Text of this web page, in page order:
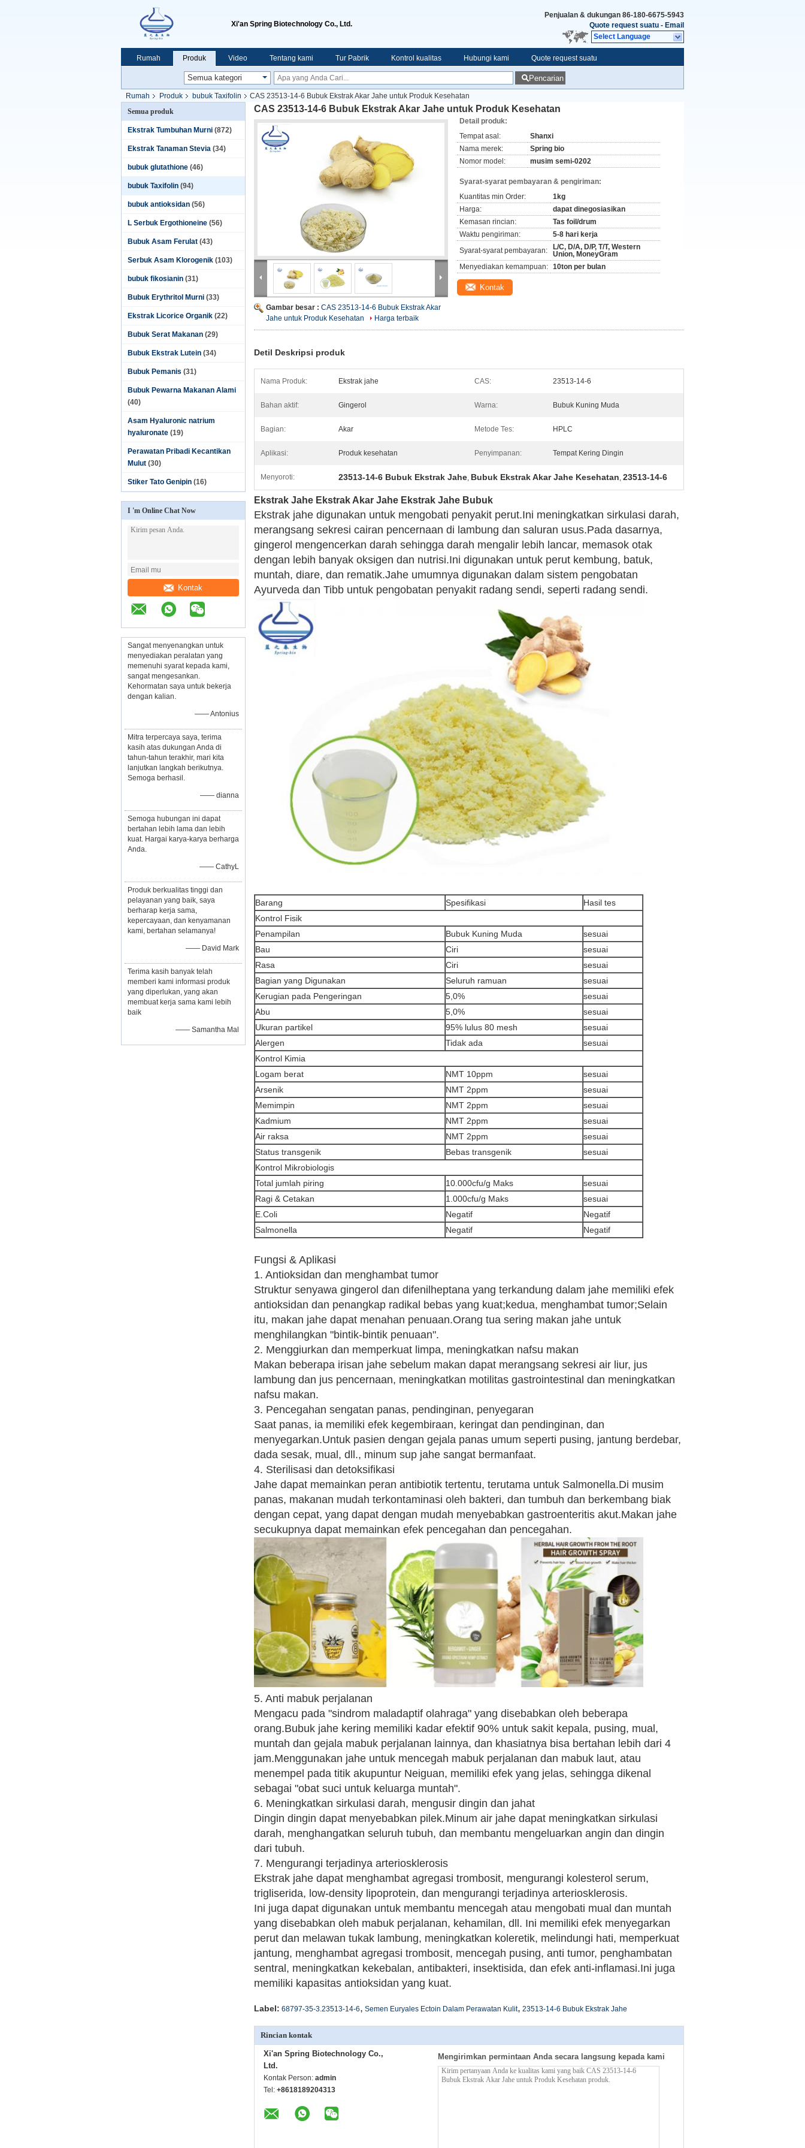
Xi'an Spring Biotechnology Co., Ltd.
Penjualan & dukungan 86-180-6675-5943
Quote request suatu - Email
Select Language
Rumah Produk Video Tentang kami Tur Pabrik Kontrol kualitas Hubungi kami Quote request suatu
Pencarian
Rumah Produk bubuk Taxifolin
CAS 23513-14-6 Bubuk Ekstrak Akar Jahe untuk Produk Kesehatan
Semua produk
Ekstrak Tumbuhan Murni (872)
Ekstrak Tanaman Stevia (34)
bubuk glutathione (46)
bubuk Taxifolin (94)
bubuk antioksidan (56)
L Serbuk Ergothioneine (56)
Bubuk Asam Ferulat (43)
Serbuk Asam Klorogenik (103)
bubuk fikosianin (31)
Bubuk Erythritol Murni (33)
Ekstrak Licorice Organik (22)
Bubuk Serat Makanan (29)
Bubuk Ekstrak Lutein (34)
Bubuk Pemanis (31)
Bubuk Pewarna Makanan Alami
(40)
Asam Hyaluronic natrium
hyaluronate (19)
Perawatan Pribadi Kecantikan
Mulut (30)
Stiker Tato Genipin (16)
I 'm Online Chat Now
Kontak
Sangat menyenangkan untuk
menyediakan peralatan yang
memenuhi syarat kepada kami,
sangat mengesankan.
Kehormatan saya untuk bekerja
dengan kalian.
—— Antonius
Mitra terpercaya saya, terima
kasih atas dukungan Anda di
tahun-tahun terakhir, mari kita
lanjutkan langkah berikutnya.
Semoga berhasil.
—— dianna
Semoga hubungan ini dapat
bertahan lebih lama dan lebih
kuat. Hargai karya-karya berharga
Anda.
—— CathyL
Produk berkualitas tinggi dan
pelayanan yang baik, saya
berharap kerja sama,
kepercayaan, dan kenyamanan
kami, bertahan selamanya!
—— David Mark
Terima kasih banyak telah
memberi kami informasi produk
yang diperlukan, yang akan
membuat kerja sama kami lebih
baik
—— Samantha Mal
CAS 23513-14-6 Bubuk Ekstrak Akar Jahe untuk Produk Kesehatan
Gambar besar : CAS 23513-14-6 Bubuk Ekstrak Akar
Jahe untuk Produk Kesehatan
Harga terbaik
Detail produk:
Tempat asal:
Shanxi
Nama merek:
Spring bio
Nomor model:
musim semi-0202
Syarat-syarat pembayaran & pengiriman:
Kuantitas min Order:
1kg
Harga:
dapat dinegosiasikan
Kemasan rincian:
Tas foil/drum
Waktu pengiriman:
5-8 hari kerja
Syarat-syarat pembayaran:
L/C, D/A, D/P, T/T, Western
Union, MoneyGram
Menyediakan kemampuan: 10ton per bulan
Kontak
Detil Deskripsi produk
Nama Produk: Ekstrak jahe CAS: 23513-14-6
Bahan aktif: Gingerol Warna: Bubuk Kuning Muda
Bagian: Akar Metode Tes: HPLC
Aplikasi: Produk kesehatan Penyimpanan: Tempat Kering Dingin
Menyoroti: 23513-14-6 Bubuk Ekstrak Jahe, Bubuk Ekstrak Akar Jahe Kesehatan, 23513-14-6
Ekstrak Jahe Ekstrak Akar Jahe Ekstrak Jahe Bubuk
Ekstrak jahe digunakan untuk mengobati penyakit perut.Ini meningkatkan sirkulasi darah,
merangsang sekresi cairan pencernaan di lambung dan saluran usus.Pada dasarnya,
gingerol mengencerkan darah sehingga darah mengalir lebih lancar, memasok otak
dengan lebih banyak oksigen dan nutrisi.Ini digunakan untuk perut kembung, batuk,
muntah, diare, dan rematik.Jahe umumnya digunakan dalam sistem pengobatan
Ayurveda dan Tibb untuk pengobatan penyakit radang sendi, seperti radang sendi.
Barang Spesifikasi
Hasil tes
Kontrol Fisik
Penampilan
Bubuk Kuning Muda
sesuai
Bau
Ciri
sesuai
Rasa
Ciri
sesuai
Bagian yang Digunakan
Seluruh ramuan
sesuai
Kerugian pada Pengeringan
5,0%
sesuai
Abu
5,0%
sesuai
Ukuran partikel
95% lulus 80 mesh
sesuai
Alergen
Tidak ada
sesuai
Kontrol Kimia
Logam berat
NMT 10ppm
sesuai
Arsenik
NMT 2ppm
sesuai
Memimpin
NMT 2ppm
sesuai
Kadmium
NMT 2ppm
sesuai
Air raksa
NMT 2ppm
sesuai
Status transgenik
Bebas transgenik
sesuai
Kontrol Mikrobiologis
Total jumlah piring
10.000cfu/g Maks
sesuai
Ragi & Cetakan
1.000cfu/g Maks
sesuai
E.Coli
Negatif
Negatif
Salmonella
Negatif Negatif
Fungsi & Aplikasi
1. Antioksidan dan menghambat tumor
Struktur senyawa gingerol dan difenilheptana yang terkandung dalam jahe memiliki efek
antioksidan dan penangkap radikal bebas yang kuat;kedua, menghambat tumor;Selain
itu, makan jahe dapat menahan penuaan.Orang tua sering makan jahe untuk
menghilangkan "bintik-bintik penuaan".
2. Menggiurkan dan memperkuat limpa, meningkatkan nafsu makan
Makan beberapa irisan jahe sebelum makan dapat merangsang sekresi air liur, jus
lambung dan jus pencernaan, meningkatkan motilitas gastrointestinal dan meningkatkan
nafsu makan.
3. Pencegahan sengatan panas, pendinginan, penyegaran
Saat panas, ia memiliki efek kegembiraan, keringat dan pendinginan, dan
menyegarkan.Untuk pasien dengan gejala panas umum seperti pusing, jantung berdebar,
dada sesak, mual, dll., minum sup jahe sangat bermanfaat.
4. Sterilisasi dan detoksifikasi
Jahe dapat memainkan peran antibiotik tertentu, terutama untuk Salmonella.Di musim
panas, makanan mudah terkontaminasi oleh bakteri, dan tumbuh dan berkembang biak
dengan cepat, yang dapat dengan mudah menyebabkan gastroenteritis akut.Makan jahe
secukupnya dapat memainkan efek pencegahan dan pencegahan.
5. Anti mabuk perjalanan
Mengacu pada "sindrom maladaptif olahraga" yang disebabkan oleh beberapa
orang.Bubuk jahe kering memiliki kadar efektif 90% untuk sakit kepala, pusing, mual,
muntah dan gejala mabuk perjalanan lainnya, dan khasiatnya bisa bertahan lebih dari 4
jam.Menggunakan jahe untuk mencegah mabuk perjalanan dan mabuk laut, atau
menempel pada titik akupuntur Neiguan, memiliki efek yang jelas, sehingga dikenal
sebagai "obat suci untuk keluarga muntah".
6. Meningkatkan sirkulasi darah, mengusir dingin dan jahat
Dingin dingin dapat menyebabkan pilek.Minum air jahe dapat meningkatkan sirkulasi
darah, menghangatkan seluruh tubuh, dan membantu mengeluarkan angin dan dingin
dari tubuh.
7. Mengurangi terjadinya arteriosklerosis
Ekstrak jahe dapat menghambat agregasi trombosit, mengurangi kolesterol serum,
trigliserida, low-density lipoprotein, dan mengurangi terjadinya arteriosklerosis.
Ini juga dapat digunakan untuk membantu mencegah atau mengobati mual dan muntah
yang disebabkan oleh mabuk perjalanan, kehamilan, dll. Ini memiliki efek menyegarkan
perut dan melawan tukak lambung, meningkatkan koleretik, melindungi hati, memperkuat
jantung, menghambat agregasi trombosit, mencegah pusing, anti tumor, penghambatan
sentral, meningkatkan kekebalan, antibakteri, insektisida, dan efek anti-inflamasi.Ini juga
memiliki kapasitas antioksidan yang kuat.
Label: 68797-35-3.23513-14-6, Semen Euryales Ectoin Dalam Perawatan Kulit, 23513-14-6 Bubuk Ekstrak Jahe
Rincian kontak
Xi'an Spring Biotechnology Co.,
Ltd.
Kontak Person: admin
Tel: +8618189204313
Mengirimkan permintaan Anda secara langsung kepada kami